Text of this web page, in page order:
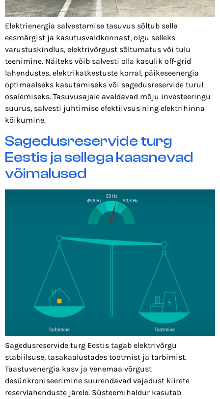
Elektrienergia salvestamise tasuvus sõltub selle
eesmärgist ja kasutusvaldkonnast, olgu selleks
varustuskindlus, elektrivõrgust sõltumatus või tulu
teenimine. Näiteks võib salvesti olla kasulik off-grid
lahendustes, elektrikatkestuste korral, päikeseenergia
optimaalseks kasutamiseks või sagedusreservide turul
osalemiseks. Tasuvusajale avaldavad mõju investeeringu
suurus, salvesti juhtimise efektiivsus ning elektrihinna
kõikumine.
Sagedusreservide turg
Eestis ja sellega kaasnevad
võimalused
Sagedusreservide turg Eestis tagab elektrivõrgu
stabiilsuse, tasakaalustades tootmist ja tarbimist.
Taastuvenergia kasv ja Venemaa võrgust
desünkroniseerimine suurendavad vajadust kiirete
reservlahenduste järele. Süsteemihaldur kasutab